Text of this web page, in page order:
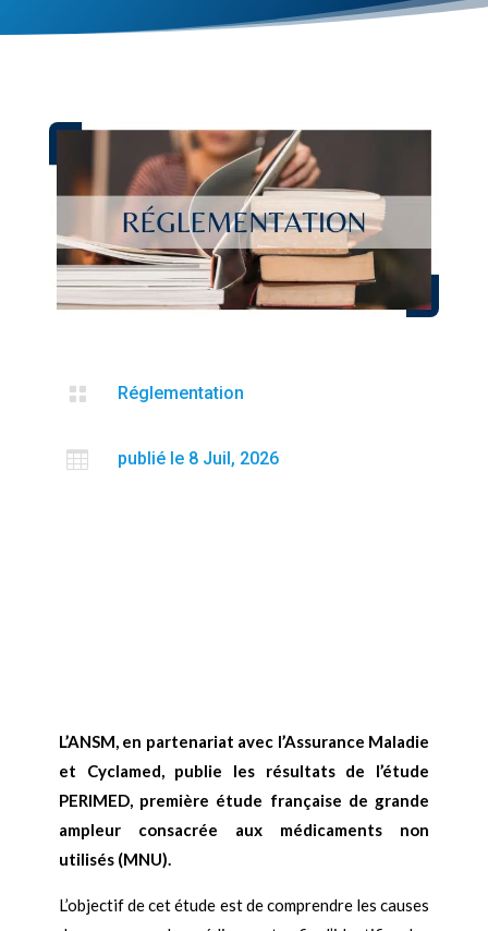
 Réglementation
 publié le 8 Juil, 2026
L’ANSM, en partenariat avec l’Assurance Maladie
et Cyclamed, publie les résultats de l’étude
PERIMED, première étude française de grande
ampleur consacrée aux médicaments non
utilisés (MNU).
L’objectif de cet étude est de comprendre les causes